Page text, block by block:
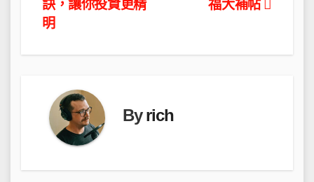
導
覽
福大補帖
訣，讓你投資更精
明
Byrich